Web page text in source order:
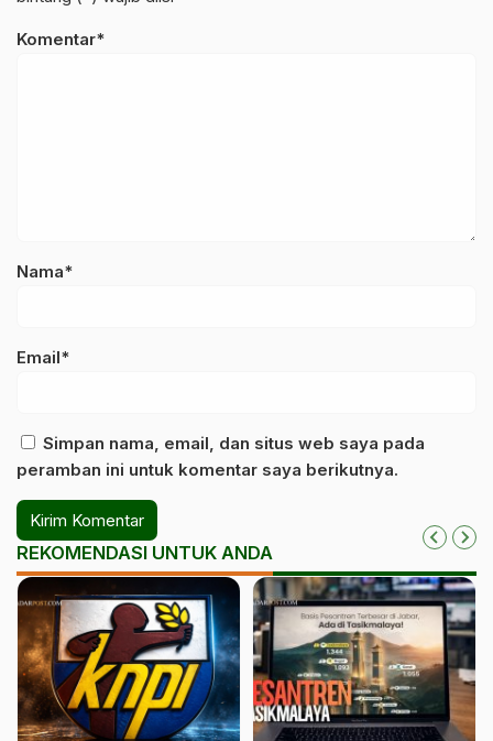
Komentar*
Nama*
Email*
Simpan nama, email, dan situs web saya pada
peramban ini untuk komentar saya berikutnya.
REKOMENDASI UNTUK ANDA